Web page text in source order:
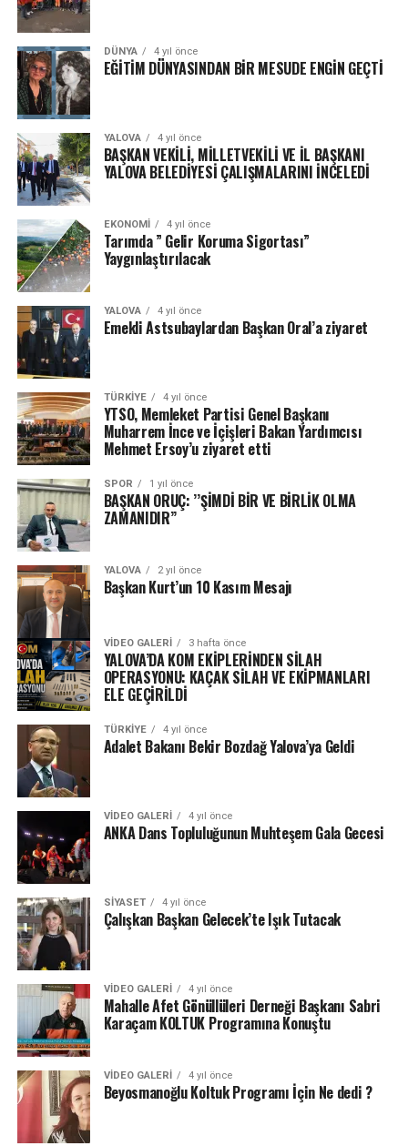
DÜNYA 4 yıl önce
EĞİTİM DÜNYASINDAN BİR MESUDE ENGİN GEÇTİ
YALOVA 4 yıl önce
BAŞKAN VEKİLİ, MİLLETVEKİLİ VE İL BAŞKANI
YALOVA BELEDİYESİ ÇALIŞMALARINI İNCELEDİ
EKONOMI 4 yıl önce
Tarımda ” Gelir Koruma Sigortası”
Yaygınlaştırılacak
YALOVA 4 yıl önce
Emekli Astsubaylardan Başkan Oral’a ziyaret
TÜRKIYE 4 yıl önce
YTSO, Memleket Partisi Genel Başkanı
Muharrem İnce ve İçişleri Bakan Yardımcısı
Mehmet Ersoy’u ziyaret etti
SPOR 1 yıl önce
BAŞKAN ORUÇ: ’’ŞİMDİ BİR VE BİRLİK OLMA
ZAMANIDIR’’
YALOVA 2 yıl önce
Başkan Kurt’un 10 Kasım Mesajı
VIDEO GALERI 3 hafta önce
YALOVA’DA KOM EKİPLERİNDEN SİLAH
OPERASYONU: KAÇAK SİLAH VE EKİPMANLARI
ELE GEÇİRİLDİ
TÜRKIYE 4 yıl önce
Adalet Bakanı Bekir Bozdağ Yalova’ya Geldi
VIDEO GALERI 4 yıl önce
ANKA Dans Topluluğunun Muhteşem Gala Gecesi
SIYASET 4 yıl önce
Çalışkan Başkan Gelecek’te Işık Tutacak
VIDEO GALERI 4 yıl önce
Mahalle Afet Gönüllüleri Derneği Başkanı Sabri
Karaçam KOLTUK Programına Konuştu
VIDEO GALERI 4 yıl önce
Beyosmanoğlu Koltuk Programı İçin Ne dedi ?